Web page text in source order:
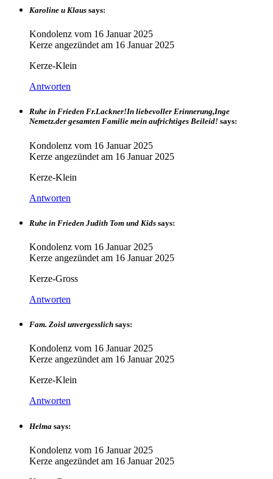
Karoline u Klaus says:
Kondolenz vom 16 Januar 2025
Kerze angezündet am 16 Januar 2025
Kerze-Klein
Antworten
Ruhe in Frieden Fr.Lackner!In liebevoller Erinnerung,Inge
Nemetz.der gesamten Familie mein aufrichtiges Beileid! says:
Kondolenz vom 16 Januar 2025
Kerze angezündet am 16 Januar 2025
Kerze-Klein
Antworten
Ruhe in Frieden Judith Tom und Kids says:
Kondolenz vom 16 Januar 2025
Kerze angezündet am 16 Januar 2025
Kerze-Gross
Antworten
Fam. Zoisl unvergesslich says:
Kondolenz vom 16 Januar 2025
Kerze angezündet am 16 Januar 2025
Kerze-Klein
Antworten
Helma says:
Kondolenz vom 16 Januar 2025
Kerze angezündet am 16 Januar 2025